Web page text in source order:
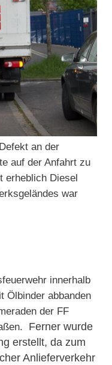
an der
auf der Anfahrt zu
erheblich Diesel
war
innerhalb
Ölbinder abbanden
der FF
Ferner wurde
erstellt, da zum
Anlieferverkehr